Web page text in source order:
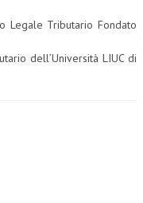
Legale Tributario Fondato
dell’Università LIUC di